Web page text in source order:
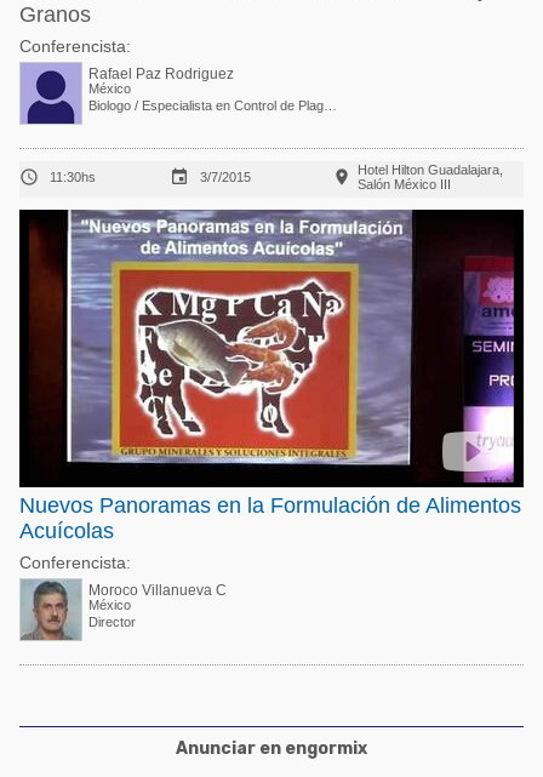
Granos
Conferencista:
Rafael Paz Rodriguez
México
 11:30hs  3/7/2015 
Hotel Hilton Guadalajara,
Salón México III
Nuevos Panoramas en la Formulación de Alimentos
Acuícolas
Conferencista:
Moroco Villanueva C
México
Director
Anunciar en engormix